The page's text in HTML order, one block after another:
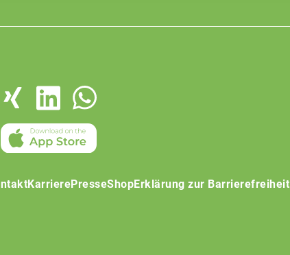
KarrierePresseShopErklärung zur Barrierefreiheit